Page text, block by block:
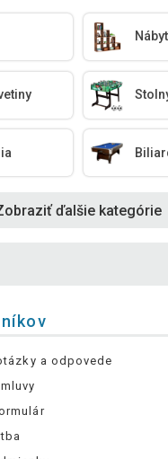
ďalšie kategórie
a odpovede